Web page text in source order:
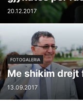
20.12.2017
FOTOGALERIA
Me shikim drejt
13.09.2017